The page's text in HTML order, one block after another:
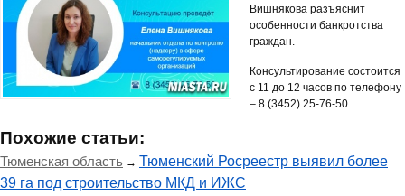
Вишнякова разъяснит
особенности банкротства
граждан.
Консультирование состоится
с 11 до 12 часов по телефону
– 8 (3452) 25-76-50.
Похожие статьи:
Тюменская область → Тюменский Росреестр выявил более
39 га под строительство МКД и ИЖС